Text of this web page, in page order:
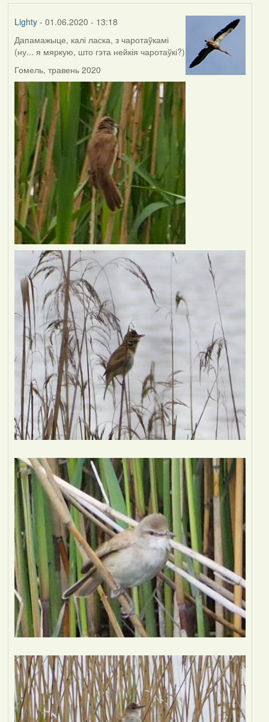
Lighty- 01.06.2020 - 13:18
Дапамажыце, калі ласка, з чаротаўкамі
(ну... я мяркую, што гэта нейкія чаротаўкі?)
Гомель, травень 2020